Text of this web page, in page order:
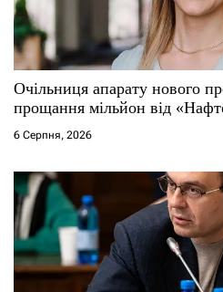
Очільниця апарату нового
прощання мільйон від
6 Серпня, 2026